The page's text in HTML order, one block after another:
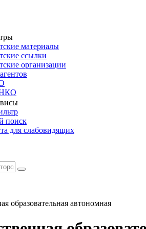
материалы
ссылки
организации
поиск
для слабовидящих
образовательная автономная